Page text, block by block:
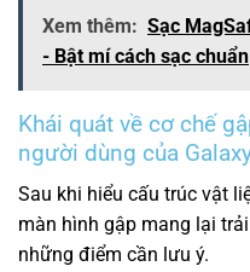
Xem thêm: Sạc
- Bật mí cách sạc chuẩn
Khái quát về cơ chế
người dùng của
Sau khi hiểu cấu trúc vật
màn hình gập mang lại
những điểm cần lưu ý.